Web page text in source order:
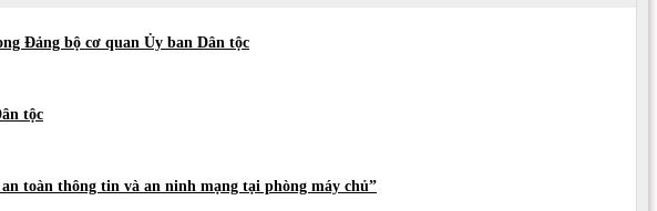
Đảng bộ cơ quan Ủy ban Dân tộc
tộc
toàn thông tin và an ninh mạng tại phòng máy chủ”